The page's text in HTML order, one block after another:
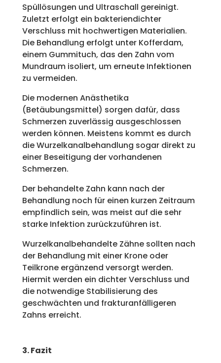
Spüllösungen und Ultraschall gereinigt.
Zuletzt erfolgt ein bakteriendichter
Verschluss mit hochwertigen Materialien.
Die Behandlung erfolgt unter Kofferdam,
einem Gummituch, das den Zahn vom
Mundraum isoliert, um erneute Infektionen
zu vermeiden.
Die modernen Anästhetika
(Betäubungsmittel) sorgen dafür, dass
Schmerzen zuverlässig ausgeschlossen
werden können. Meistens kommt es durch
die Wurzelkanalbehandlung sogar direkt zu
einer Beseitigung der vorhandenen
Schmerzen.
Der behandelte Zahn kann nach der
Behandlung noch für einen kurzen Zeitraum
empfindlich sein, was meist auf die sehr
starke Infektion zurückzuführen ist.
Wurzelkanalbehandelte Zähne sollten nach
der Behandlung mit einer Krone oder
Teilkrone ergänzend versorgt werden.
Hiermit werden ein dichter Verschluss und
die notwendige Stabilisierung des
geschwächten und frakturanfälligeren
Zahns erreicht.
3. Fazit